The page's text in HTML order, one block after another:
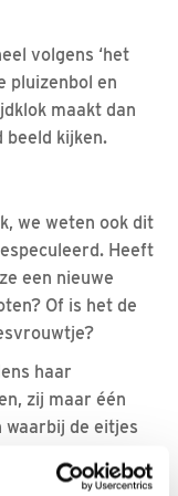
volgens ‘het
pluizenbol en
maakt dan
beeld kijken.
we weten ook dit
Heeft
een nieuwe
Of is het de
haar
zij maar één
waarbij de eitjes
die eitjes